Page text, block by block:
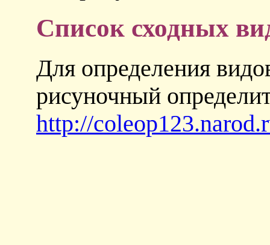
Список сходных
Для определения
рисуночный
http://